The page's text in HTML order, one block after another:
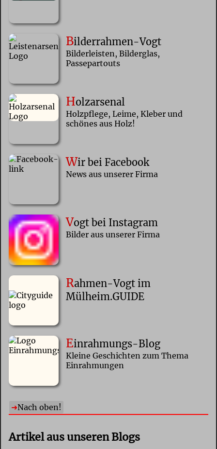
Bilderrahmen-Vogt
Bilderleisten, Bilderglas,
Passepartouts
Holzarsenal
Holzpflege, Leime, Kleber und
schönes aus Holz!
Wir bei Facebook
News aus unserer Firma
Vogt bei Instagram
Bilder aus unserer Firma
Rahmen-Vogt im
Mülheim.GUIDE
Einrahmungs-Blog
Kleine Geschichten zum Thema
Einrahmungen
Nach oben!
Artikel aus unseren Blogs